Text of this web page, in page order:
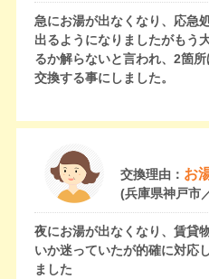
急にお湯が出なくなり、応急
出るようになりましたがもう
るか解らないと言われ、2箇
交換する事にしました。
交換理由： お
(兵庫県神戸市
夜にお湯が出なくなり、賃貸
いか迷っていたが的確に対応
ました